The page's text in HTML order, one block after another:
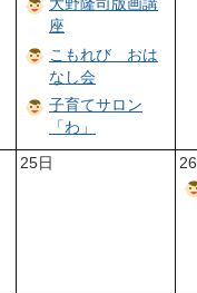
大野隆司版画講
座
こもれび おは
なし会
子育てサロン
「わ」
25日